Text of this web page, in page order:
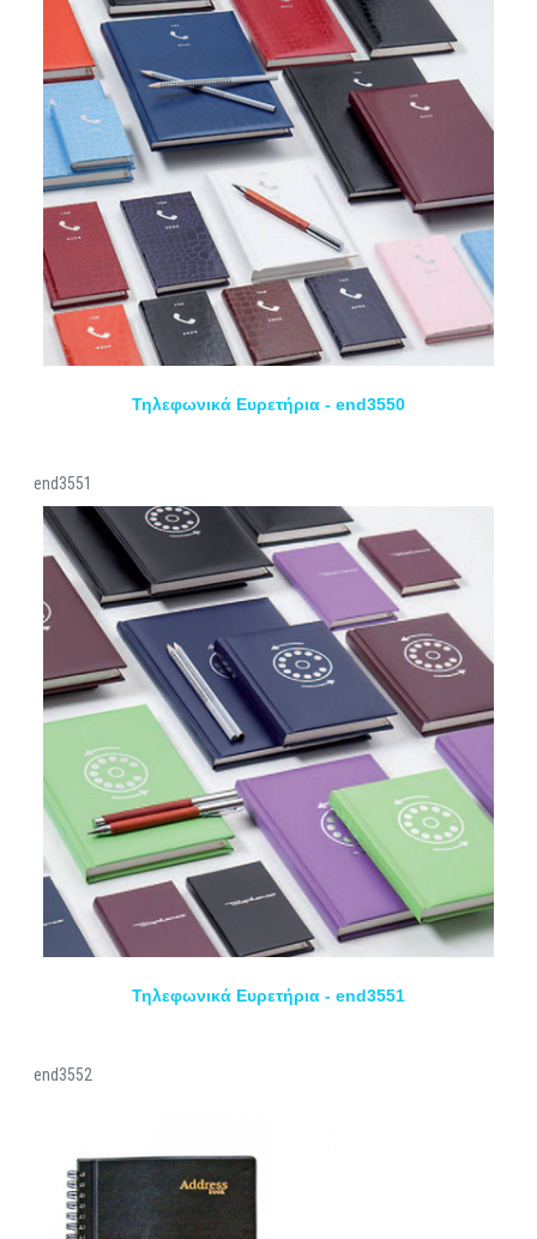
Τηλεφωνικά Ευρετήρια - end3550
end3551
Τηλεφωνικά Ευρετήρια - end3551
end3552